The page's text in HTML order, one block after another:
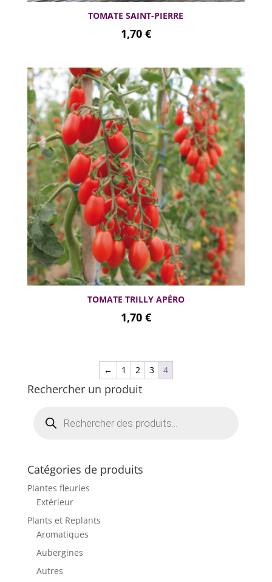
TOMATE SAINT-PIERRE
1,70 €
TOMATE TRILLY APÉRO
1,70 €
← 1 2 3 4
Rechercher un produit
produits
Catégories de produits
Plantes fleuries
Extérieur
Plants et Replants
Aromatiques
Aubergines
Autres